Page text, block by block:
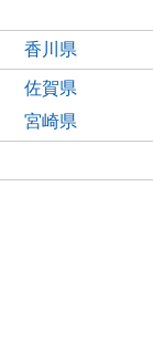
香川県
佐賀県
宮崎県